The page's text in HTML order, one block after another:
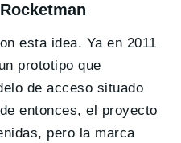
esta idea. Ya en 2011
prototipo que
de acceso situado
entonces, el proyecto
pero la marca